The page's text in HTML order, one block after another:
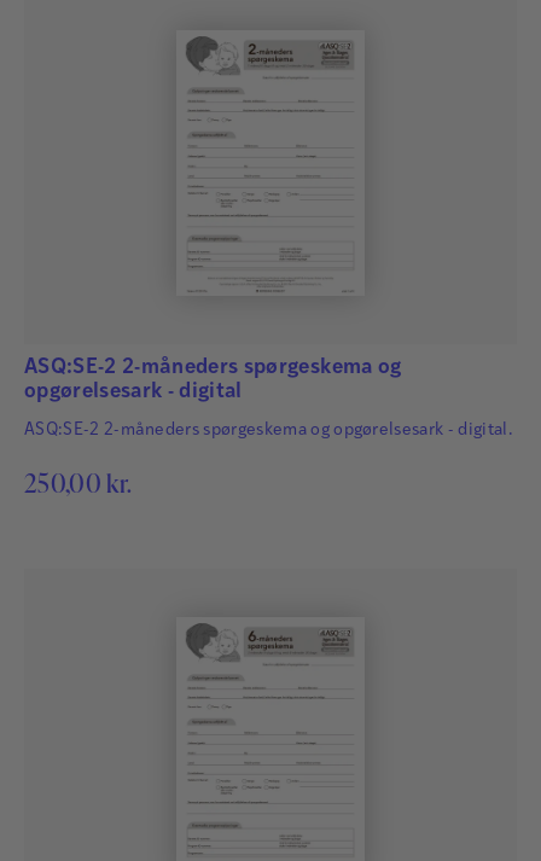
ASQ:SE-2 2-måneders spørgeskema og
opgørelsesark - digital
ASQ:SE-2 2-måneders spørgeskema og opgørelsesark - digital.
250,00 kr.